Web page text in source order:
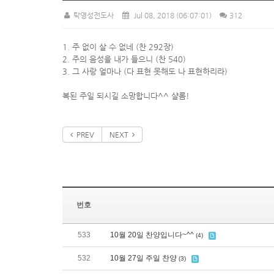
탁영성전도사 Jul 08, 2018 (06:07:01) 312
1. 주 없이 살 수 없네 (찬 292장)
2. 주의 음성을 내가 들으니 (찬 540)
3. 그 사랑 얼마나 (다 표현 못해도 나 표현하리라)
복된 주일 되시길 소망합니다^^ 샬롬!
PREV NEXT
번호
533 10월 20일 찬양입니다~^^ (4)
532 10월 27일 주일 찬양 (3)